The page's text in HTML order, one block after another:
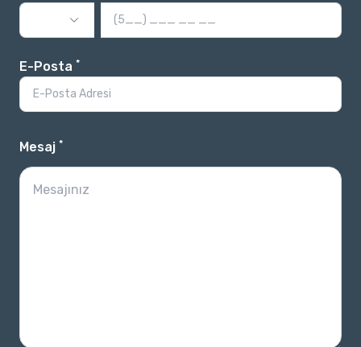
E-Posta *
Mesaj *